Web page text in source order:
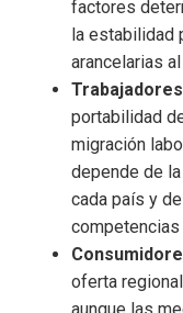
factores
la estabilidad
arancelarias
Trabajadores
portabilidad
migración
depende de
cada país y
oferta